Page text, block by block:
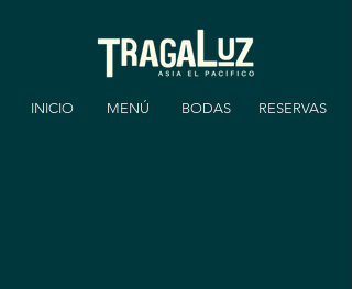
INICIO MENÚ BODAS RESERVAS